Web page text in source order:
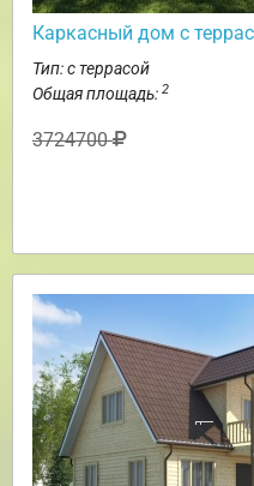
Каркасный дом с
Тип: с террасой
Общая площадь: 2
3724700